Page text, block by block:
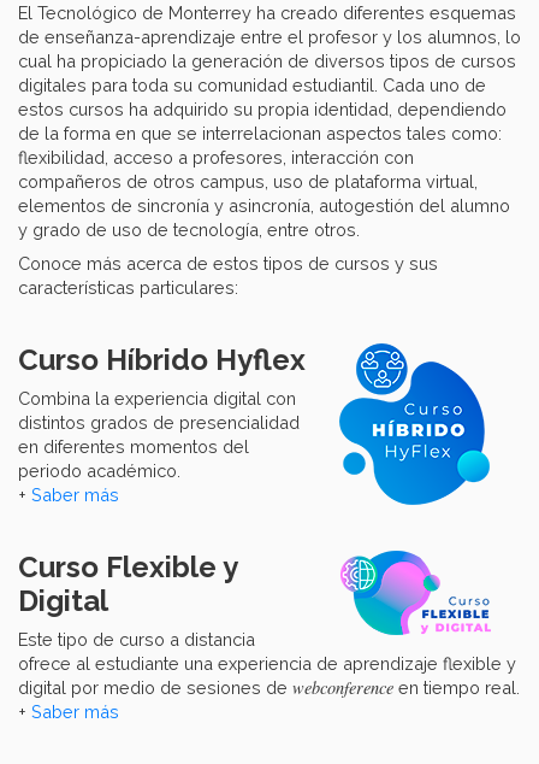
El Tecnológico de Monterrey ha creado diferentes esquemas
de enseñanza-aprendizaje entre el profesor y los alumnos, lo
cual ha propiciado la generación de diversos tipos de cursos
digitales para toda su comunidad estudiantil. Cada uno de
estos cursos ha adquirido su propia identidad, dependiendo
de la forma en que se interrelacionan aspectos tales como:
flexibilidad, acceso a profesores, interacción con
compañeros de otros campus, uso de plataforma virtual,
elementos de sincronía y asincronía, autogestión del alumno
y grado de uso de tecnología, entre otros.
Conoce más acerca de estos tipos de cursos y sus
características particulares:
Curso Híbrido Hyflex
Combina la experiencia digital con
distintos grados de presencialidad
en diferentes momentos del
periodo académico.
+ Saber más
Curso Flexible y
Digital
Este tipo de curso a distancia
ofrece al estudiante una experiencia de aprendizaje flexible y
digital por medio de sesiones de webconference en tiempo real.
+ Saber más